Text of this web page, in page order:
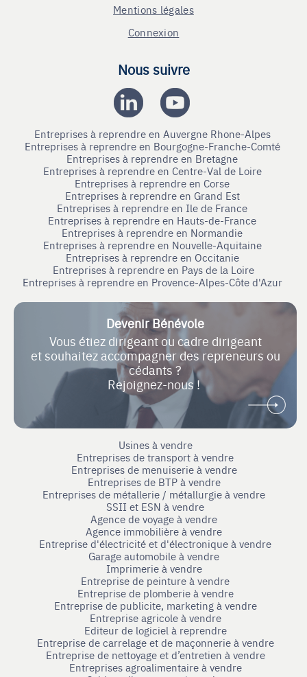
Mentions légales
Connexion
Nous suivre
Entreprises à reprendre en Auvergne Rhone-Alpes
Entreprises à reprendre en Bourgogne-Franche-Comté
Entreprises à reprendre en Bretagne
Entreprises à reprendre en Centre-Val de Loire
Entreprises à reprendre en Corse
Entreprises à reprendre en Grand Est
Entreprises à reprendre en Ile de France
Entreprises à reprendre en Hauts-de-France
Entreprises à reprendre en Normandie
Entreprises à reprendre en Nouvelle-Aquitaine
Entreprises à reprendre en Occitanie
Entreprises à reprendre en Pays de la Loire
Entreprises à reprendre en Provence-Alpes-Côte d'Azur
Devenir Bénévole
Vous étiez dirigeant ou cadre dirigeant
et souhaitez accompagner des repreneurs ou
cédants ?
Rejoignez-nous !
Usines à vendre
Entreprises de transport à vendre
Entreprises de menuiserie à vendre
Entreprises de BTP à vendre
Entreprises de métallerie / métallurgie à vendre
SSII et ESN à vendre
Agence de voyage à vendre
Agence immobilière à vendre
Entreprise d'électricité et d'électronique à vendre
Garage automobile à vendre
Imprimerie à vendre
Entreprise de peinture à vendre
Entreprise de plomberie à vendre
Entreprise de publicite, marketing à vendre
Entreprise agricole à vendre
Editeur de logiciel à reprendre
Entreprise de carrelage et de maçonnerie à vendre
Entreprise de nettoyage et d’entretien à vendre
Entreprises agroalimentaire à vendre